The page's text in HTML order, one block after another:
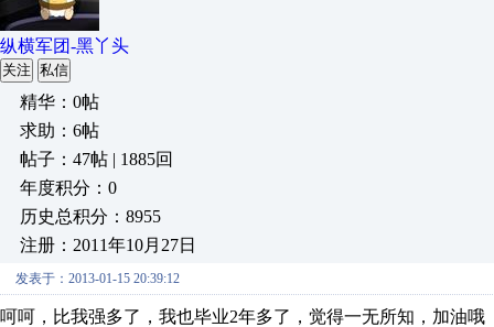
纵横军团-黑丫头
关注 私信
精华：0帖
求助：6帖
帖子：47帖 | 1885回
年度积分：0
历史总积分：8955
注册：2011年10月27日
发表于：2013-01-15 20:39:12
呵呵，比我强多了，我也毕业2年多了，觉得一无所知，加油哦